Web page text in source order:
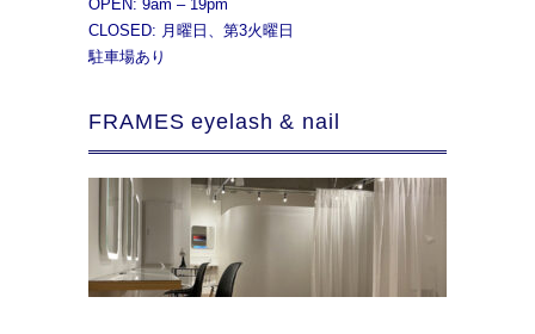
OPEN: 9am – 19pm
CLOSED: 月曜日、第3火曜日
駐車場あり
FRAMES eyelash & nail